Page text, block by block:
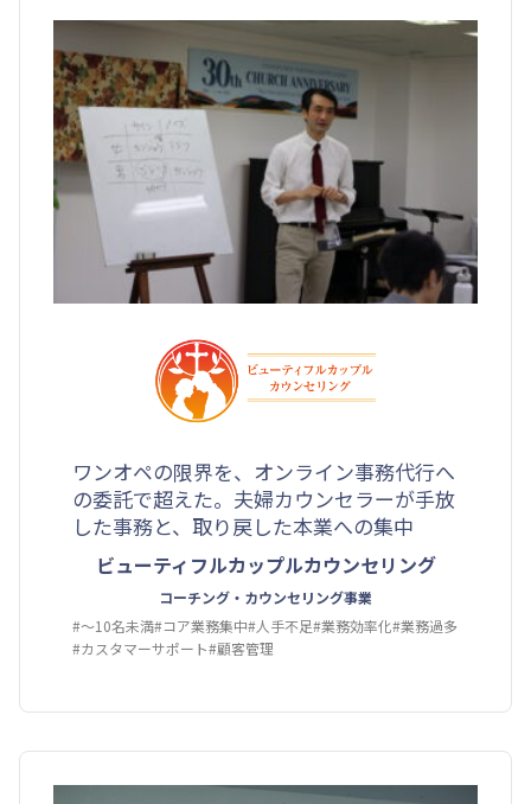
ワンオペの限界を、オンライン事務代行へ
の委託で超えた。夫婦カウンセラーが手放
した事務と、取り戻した本業への集中
ビューティフルカップルカウンセリング
コーチング・カウンセリング事業
#〜10名未満#コア業務集中#人手不足#業務効率化#業務過多
#カスタマーサポート#顧客管理